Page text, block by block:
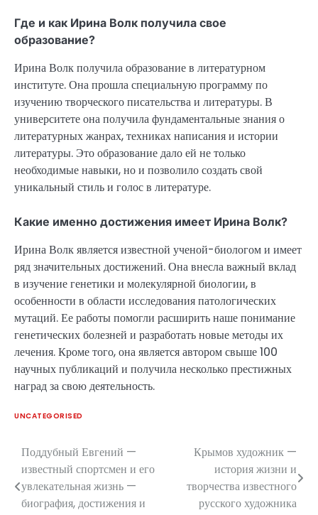
Где и как Ирина Волк получила свое
образование?
Ирина Волк получила образование в литературном
институте. Она прошла специальную программу по
изучению творческого писательства и литературы. В
университете она получила фундаментальные знания о
литературных жанрах, техниках написания и истории
литературы. Это образование дало ей не только
необходимые навыки, но и позволило создать свой
уникальный стиль и голос в литературе.
Какие именно достижения имеет Ирина Волк?
Ирина Волк является известной ученой-биологом и имеет
ряд значительных достижений. Она внесла важный вклад
в изучение генетики и молекулярной биологии, в
особенности в области исследования патологических
мутаций. Ее работы помогли расширить наше понимание
генетических болезней и разработать новые методы их
лечения. Кроме того, она является автором свыше 100
научных публикаций и получила несколько престижных
наград за свою деятельность.
UNCATEGORISED
Навигация
по
записям
Поддубный Евгений —
известный спортсмен и его
увлекательная жизнь —
биография, достижения и
Крымов художник —
история жизни и
творчества известного
русского художника